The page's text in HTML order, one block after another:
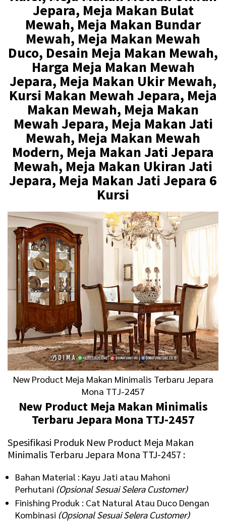
Jepara, Meja Makan Bulat
Mewah, Meja Makan Bundar
Mewah, Meja Makan Mewah
Duco, Desain Meja Makan Mewah,
Harga Meja Makan Mewah
Jepara, Meja Makan Ukir Mewah,
Kursi Makan Mewah Jepara, Meja
Makan Mewah, Meja Makan
Mewah Jepara, Meja Makan Jati
Mewah, Meja Makan Mewah
Modern, Meja Makan Jati Jepara
Mewah, Meja Makan Ukiran Jati
Jepara, Meja Makan Jati Jepara 6
Kursi
New Product Meja Makan Minimalis Terbaru Jepara
Mona TTJ-2457
New Product Meja Makan Minimalis
Terbaru Jepara Mona TTJ-2457
Spesifikasi Produk New Product Meja Makan
Minimalis Terbaru Jepara Mona TTJ-2457 :
Bahan Material : Kayu Jati atau Mahoni
Perhutani (Opsional Sesuai Selera Customer)
Finishing Produk : Cat Natural Atau Duco Dengan
Kombinasi (Opsional Sesuai Selera Customer)